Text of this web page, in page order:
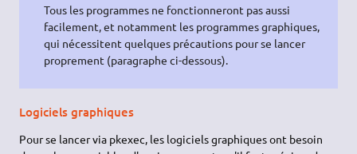
Tous les programmes ne fonctionneront pas aussi
facilement, et notamment les programmes graphiques,
qui nécessitent quelques précautions pour se lancer
proprement (paragraphe ci-dessous).
Logiciels graphiques
Pour se lancer via pkexec, les logiciels graphiques ont besoin